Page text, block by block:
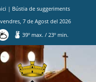
| Bústia de suggeriments
7 de Agost del 2026
39º max./ 23º min.